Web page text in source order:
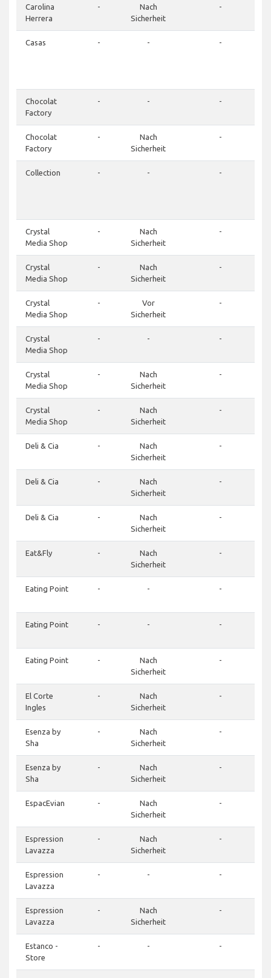
Carolina
Herrera
-
Nach
Sicherheit
-
Casas - - -
Chocolat
Factory
- - -
Chocolat
Factory
-
Nach
Sicherheit
-
Collection - - -
Crystal
Media Shop
-
Nach
Sicherheit
-
Crystal
Media Shop
-
Nach
Sicherheit
-
Crystal
Media Shop
-
Vor
Sicherheit
-
Crystal
Media Shop
- - -
Crystal
Media Shop
-
Nach
Sicherheit
-
Crystal
Media Shop
-
Nach
Sicherheit
-
Deli & Cia -
Nach
Sicherheit
-
Deli & Cia -
Nach
Sicherheit
-
Deli & Cia -
Nach
Sicherheit
-
Eat&Fly -
Nach
Sicherheit
-
Eating Point - - -
Eating Point - - -
Eating Point -
Nach
Sicherheit
-
El Corte
Ingles
-
Nach
Sicherheit
-
Esenza by
Sha
-
Nach
Sicherheit
-
Esenza by
Sha
-
Nach
Sicherheit
-
EspacEvian -
Nach
Sicherheit
-
Espression
Lavazza
-
Nach
Sicherheit
-
Espression
Lavazza
- - -
Espression
Lavazza
-
Nach
Sicherheit
-
Estanco -
Store
- - -